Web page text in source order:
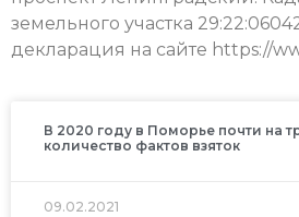
земельного участка
декларация на сайте https://
В 2020 году в Поморье почти на
количество фактов взяток
09.02.2021